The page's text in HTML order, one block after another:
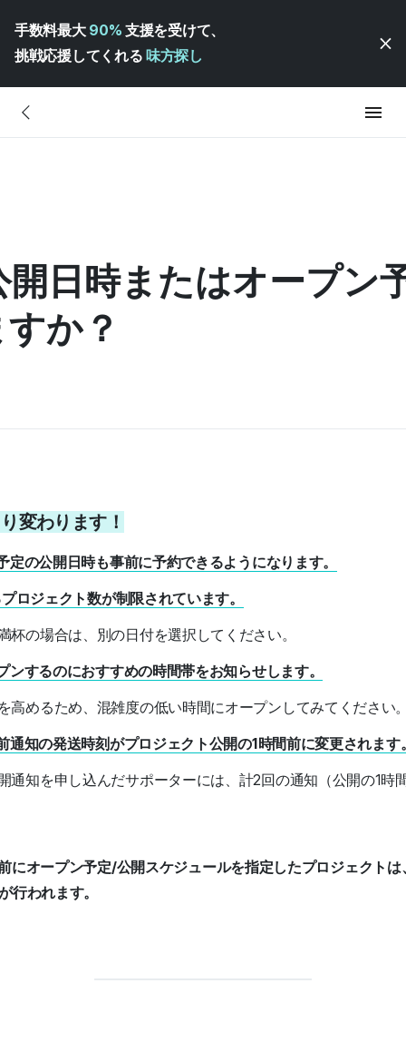
手数料最大 90% 支援を受けて、
挑戦応援してくれる 味方探し
日時またはオープン
か？
変わります！
定の公開日時も事前に予約できるようになります。
ロジェクト数が制限されています。
杯の場合は、別の日付を選択してください。
ンするのにおすすめの時間帯をお知らせします。
高めるため、混雑度の低い時間にオープンしてみてください
通知の発送時刻がプロジェクト公開の1時間前に変更されます
通知を申し込んだサポーターには、計2回の通知（公開の1時
にオープン予定/公開スケジュールを指定したプロジェクトは
行われます。